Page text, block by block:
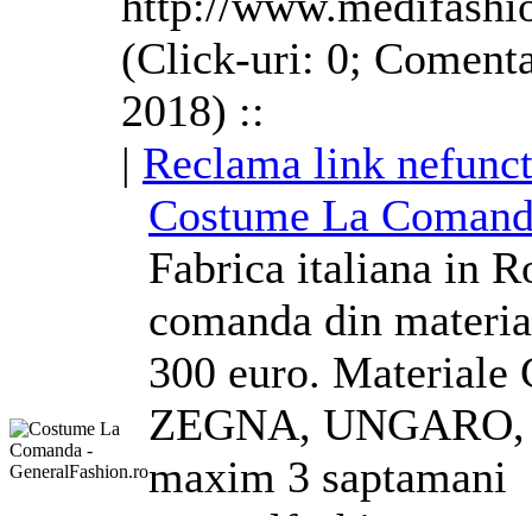
(Click-uri: 0;
2018) ::
| Reclama link
Costume La
Fabrica italiana in
comanda din
300 euro.
ZEGNA, UNGARO,
maxim 3 saptamani